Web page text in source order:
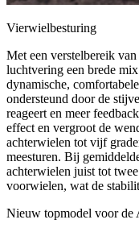
Vierwielbesturing
Met een verstelbereik
luchtvering een brede
dynamische,
ondersteund door de
reageert en meer
effect en vergroot de
achterwielen tot vijf
meesturen. Bij
achterwielen juist tot
voorwielen, wat de
Nieuw topmodel voor de